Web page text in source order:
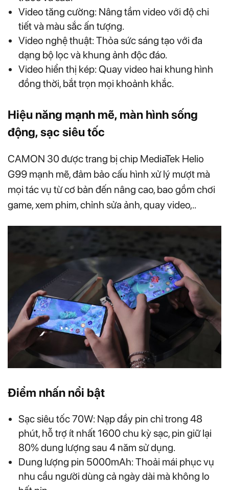
Video tăng cường: Nâng tầm video với độ chi
tiết và màu sắc ấn tượng.
Video nghệ thuật: Thỏa sức sáng tạo với đa
dạng bộ lọc và khung ảnh độc đáo.
Video hiển thị kép: Quay video hai khung hình
đồng thời, bắt trọn mọi khoảnh khắc.
Hiệu năng mạnh mẽ, màn hình sống
động, sạc siêu tốc
CAMON 30 được trang bị chip MediaTek Helio
G99 mạnh mẽ, đảm bảo cấu hình xử lý mượt mà
mọi tác vụ từ cơ bản đến nâng cao, bao gồm chơi
game, xem phim, chỉnh sửa ảnh, quay video,..
Điểm nhấn nổi bật
Sạc siêu tốc 70W: Nạp đầy pin chỉ trong 48
phút, hỗ trợ ít nhất 1600 chu kỳ sạc, pin giữ lại
80% dung lượng sau 4 năm sử dụng.
Dung lượng pin 5000mAh: Thoải mái phục vụ
nhu cầu người dùng cả ngày dài mà không lo